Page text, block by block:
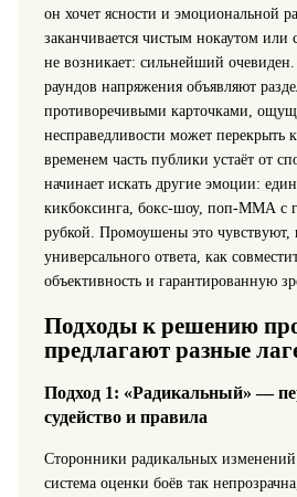
он хочет ясности и эмоциональной
заканчивается чистым нокаутом или
не возникает: сильнейший очевиден.
раундов напряжения объявляют
противоречивыми карточками,
несправедливости может перекрыть
временем часть публики устаёт от
начинает искать другие эмоции:
кикбоксинга, бокс‑шоу, поп‑ММА с
рубкой. Промоушены это
универсального ответа, как
объективность и гарантированную
Подходы к решению
предлагают разные
Подход 1: «Радикальный» —
судейство и правила
Сторонники радикальных изменений
система оценки боёв так